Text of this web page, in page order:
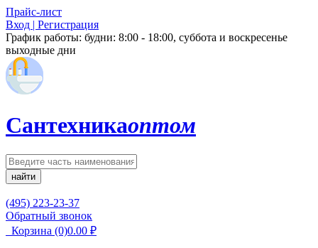
Прайс-лист
Вход | Регистрация
График работы: будни: 8:00 - 18:00, суббота и воскресенье
выходные дни
Сантехникаоптом
найти
(495) 223-23-37
Обратный звонок
Корзина (0)0.00 ₽